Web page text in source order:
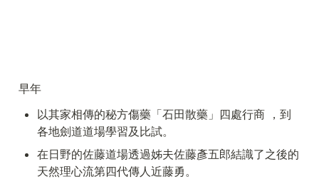
早年
以其家相傳的秘方傷藥「石田散藥」四處行商 ，到
各地劍道道場學習及比試。
在日野的佐藤道場透過姊夫佐藤彥五郎結識了之後的
天然理心流第四代傳人近藤勇。